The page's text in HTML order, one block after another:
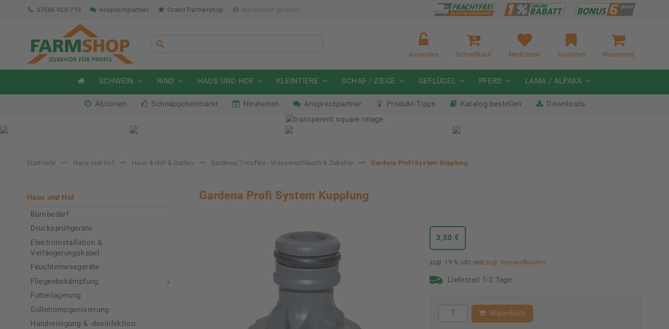
07586 920-719 Ansprechpartner Granit Partnershop Mitarbeiter gesucht
Anmelden Schnellkauf Merkzettel Favoriten Warenkorb
SCHWEIN RIND HAUS UND HOF KLEINTIERE SCHAF / ZIEGE GEFLÜGEL PFERD LAMA / ALPAKA
Aktionen Schnäppchenmarkt Neuheiten Ansprechpartner Produkt-Tipps Katalog bestellen Downloads
Sommeraktion Rind
Startseite Haus und Hof Haus & Hof & Garten Gardena/Tricoflex - Wasserschlauch & Zubehör Gardena Profi System Kupplung
Haus und Hof
Bürobedarf
Drucksprühgeräte
Elektroinstallation &
Verlängerungskabel
Feuchtemessgeräte
Fliegenbekämpfung
Futterlagerung
Güllehomogenisierung
Handreinigung & -desinfektion
Gardena Profi System Kupplung
3,50 €
zzgl. 19 % USt undzzgl. Versandkosten
Lieferzeit 1-2 Tage
Warenkorb